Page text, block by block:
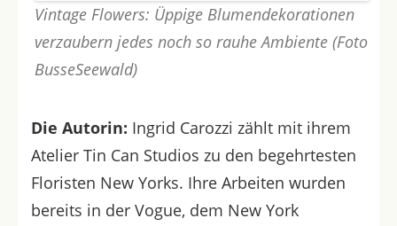
Vintage Flowers: Üppige Blumendekorationen
verzaubern jedes noch so rauhe Ambiente (Foto
BusseSeewald)
Die Autorin: Ingrid Carozzi zählt mit ihrem
Atelier Tin Can Studios zu den begehrtesten
Floristen New Yorks. Ihre Arbeiten wurden
bereits in der Vogue, dem New York